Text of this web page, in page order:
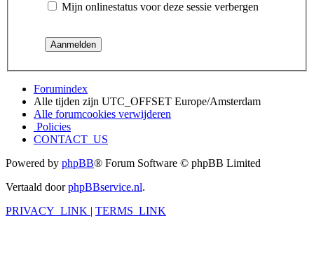
Mijn onlinestatus voor deze sessie verbergen
Forumindex
Alle tijden zijn UTC_OFFSET Europe/Amsterdam
Alle forumcookies verwijderen
Policies
CONTACT_US
Powered by phpBB® Forum Software © phpBB Limited
Vertaald doorphpBBservice.nl.
PRIVACY_LINK | TERMS_LINK